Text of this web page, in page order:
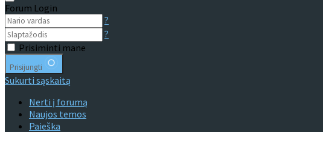
Forum Login
?
?
Prisiminti mane
Prisijungti
Sukurti sąskaitą
Nerti į forumą
Naujos temos
Paieška